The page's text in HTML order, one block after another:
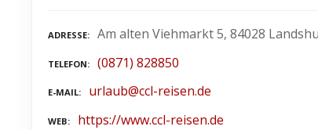
ADRESSE Am alten Viehmarkt 5, 84028
TELEFON (0871) 828850
E-MAIL urlaub@ccl-reisen.de
WEB https://www.ccl-reisen.de